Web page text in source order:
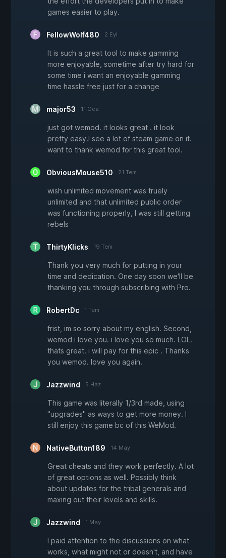
games easier to play.
FellowWolf480 2 Eyl
It is such a great tool to make gamming
more enjoyable, sometime after try hard for
some time i want an enjoyable gamming
time hassle free just for a change
major53 11 Oca
just got wemod. it looks great . it look
pretty easy.I see a lot of steam game on it.
want to thank wemod for this great tool.
ObviousMouse510 21 Tem
wish unlimited movement was truely
unlimited and that unlimited public order
was functioning properly, I was still getting
rebels
ThirtyKlicks 19 Tem
Thank you very much for putting in your
time and dedication. One day soon we'll be
thanking you through subscribing with Pro.
RobertDc 1 Tem
frist, im so sorry about my english. Second,
wemod i love you. i love you so much. LOL.
thats great. i will pay for this epic . Thanks
you wemod. love you again.
Jazzwind 5 Haz
This game was literally 1/3rd made, using
"upgrades" as ways to get more money. I
still enjoy this game bc of this WeMod.
NativeButton189 14 May
Great cheats and they work perfectly. A lot
of great options as well. Possibly think
about updates for the tribal generals and
maxing out their levels and skills.
Jazzwind 1 May
I paid attention to the discussions on what
works, what might not or doesn't, and have